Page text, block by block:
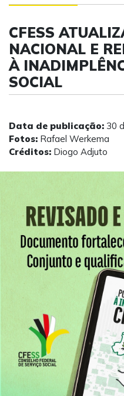
CFESS
NACIONAL E
À
SOCIAL
Data de publicação: 30
Fotos: Rafael Werkema
Créditos: Diogo Adjuto